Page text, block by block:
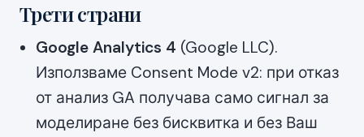
Трети страни
Google Analytics 4 (Google LLC).
Използваме Consent Mode v2: при отказ
от анализ GA получава само сигнал за
моделиране без бисквитка и без Ваш